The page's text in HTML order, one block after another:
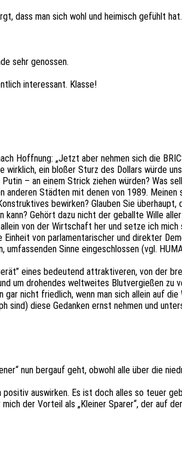
dass man sich wohl und heimisch gefühlt
sehr genossen.
inter­es­sant. Klasse!
Hoff­nung: „Jetzt aber nehmen sich die
wirk­lich, ein bloßer Sturz des Dollars würde
– an einem Strick ziehen würden? Was
ande­ren Städ­ten mit denen von 1989.
bewir­ken? Glau­ben Sie über­haupt,
Gehört dazu nicht der geball­te Wille
von der Wirt­schaft her und setze ich
von parla­men­ta­ri­scher und direk­ter
Sinne einge­schlos­sen (vgl.
eines bedeu­tend attrak­ti­ve­ren, von der
um drohen­des welt­wei­tes Blut­ver­gie­ßen zu
nicht fried­lich, wenn man sich allein auf
sind) diese Gedan­ken ernst nehmen und
nun berg­auf geht, obwohl alle über die
auswir­ken. Es ist doch alles so teuer
der Vorteil als „Klei­ner Sparer“, der auf